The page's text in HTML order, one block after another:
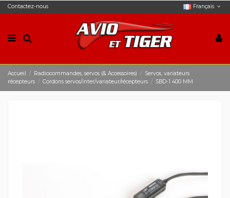
Contactez-nous Français
Accueil Radiocommandes, servos (& Accessoires)
Servos, variateurs
récepteurs
Cordons servos/inter/variateur/récepteurs SBD-1 400 MM